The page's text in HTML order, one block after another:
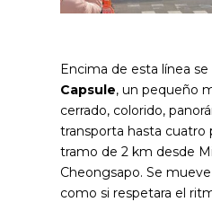
Encima de esta línea se
Capsule, un pequeño
cerrado, colorido,
transporta hasta cuatro
tramo de 2 km desde
Cheongsapo. Se
como si respetara el